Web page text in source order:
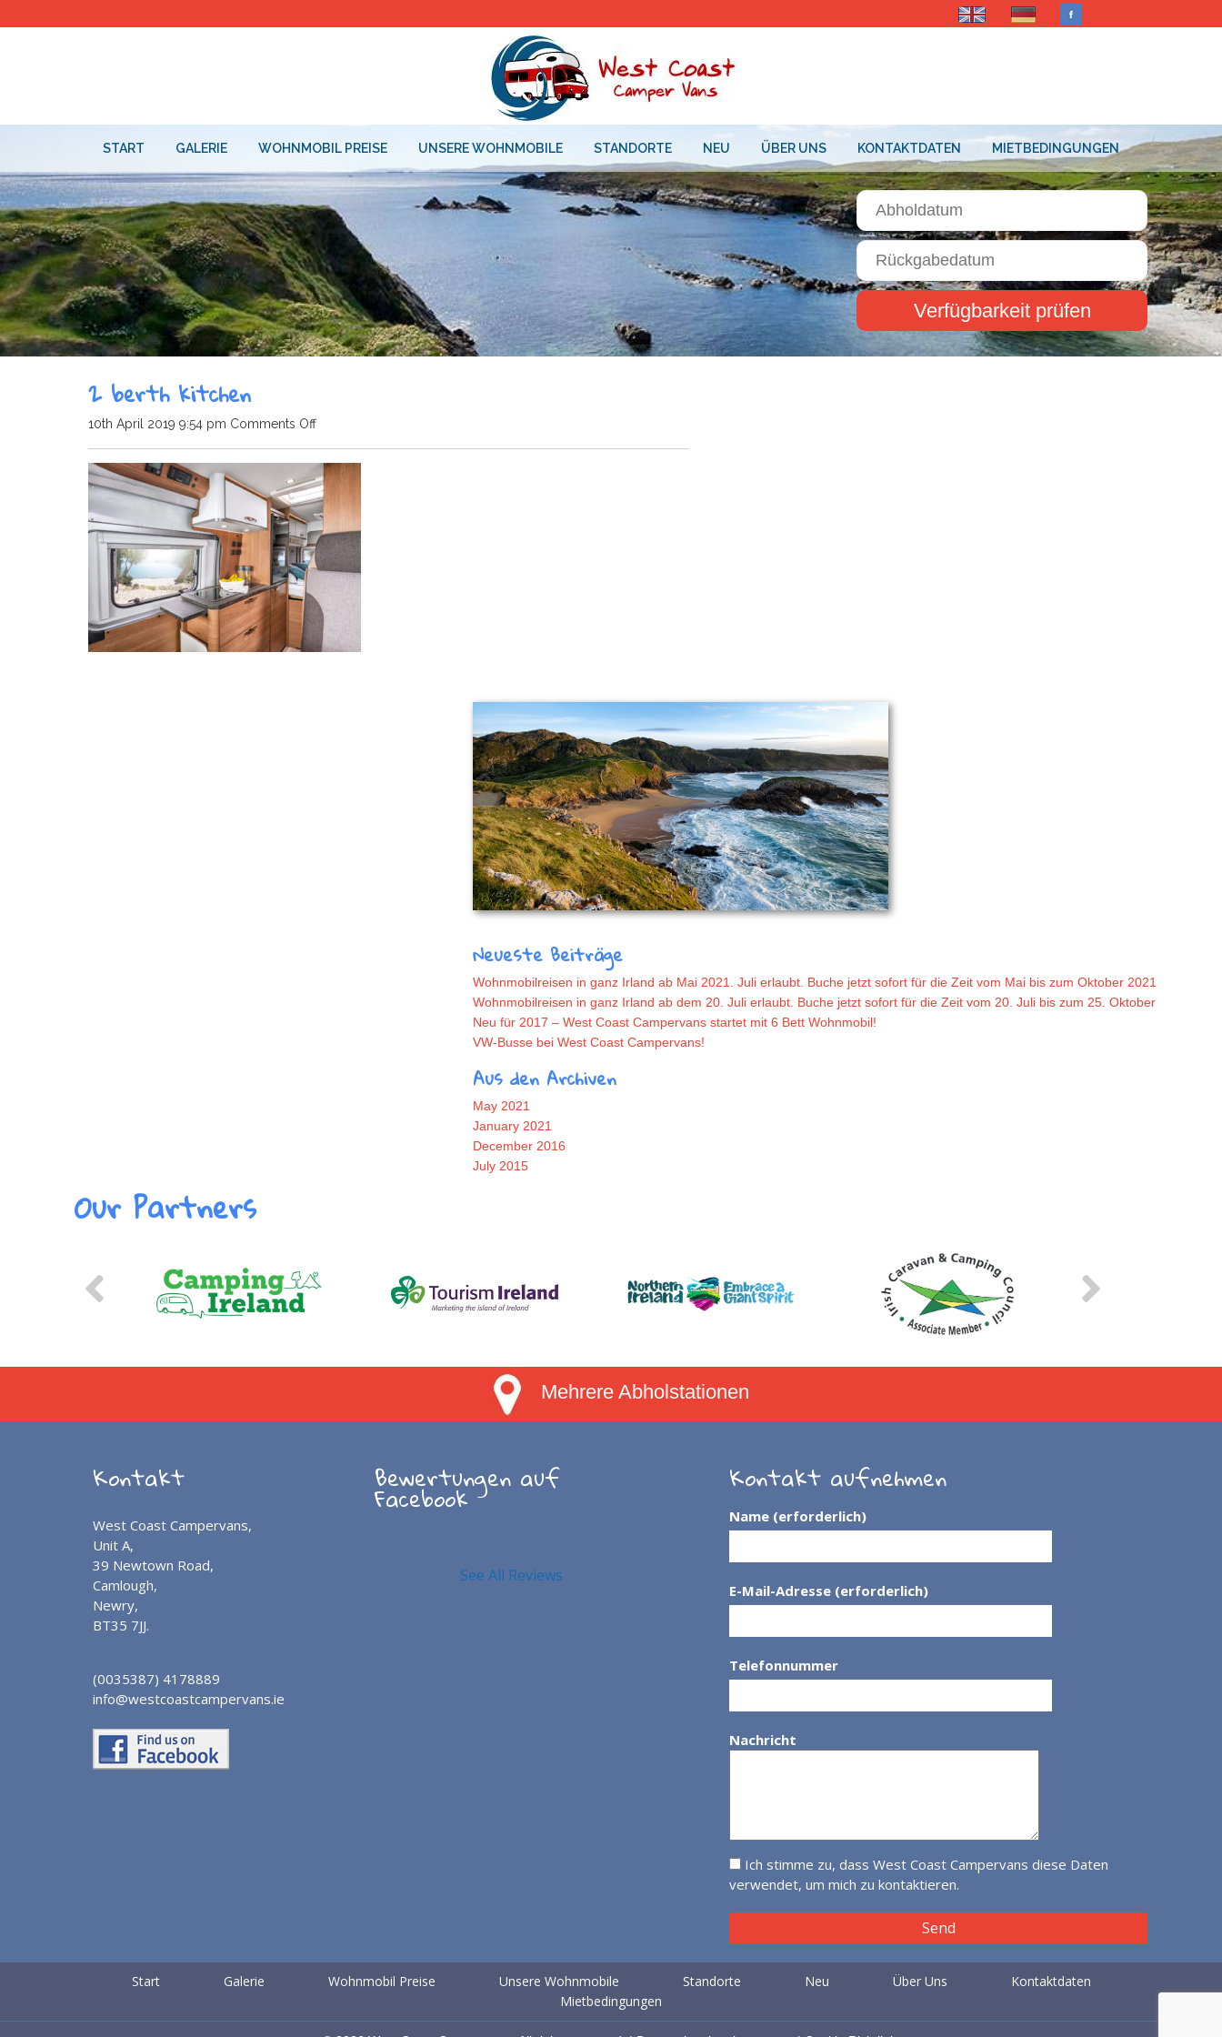
START GALERIE WOHNMOBIL PREISE UNSERE WOHNMOBILE STANDORTE NEU ÜBER UNS KONTAKTDATEN MIETBEDINGUNGEN
Verfügbarkeit prüfen
2 berth kitchen
10th April 2019 9:54 pm Comments Offon
2
berth
kitchen
Neueste Beiträge
Wohnmobilreisen in ganz Irland ab Mai 2021. Juli erlaubt. Buche jetzt sofort für die Zeit vom Mai bis zum Oktober 2021
Wohnmobilreisen in ganz Irland ab dem 20. Juli erlaubt. Buche jetzt sofort für die Zeit vom 20. Juli bis zum 25. Oktober
Neu für 2017 – West Coast Campervans startet mit 6 Bett Wohnmobil!
VW-Busse bei West Coast Campervans!
Aus den Archiven
May 2021
January 2021
December 2016
July 2015
Our Partners
Mehrere Abholstationen
Kontakt
West Coast Campervans,
Unit A,
39 Newtown Road,
Camlough,
Newry,
BT35 7JJ.
(0035387) 4178889
info@westcoastcampervans.ie
Bewertungen auf
Facebook
See All Reviews
Kontakt aufnehmen
Name (erforderlich)
E-Mail-Adresse (erforderlich)
Telefonnummer
Nachricht
Ich stimme zu, dass West Coast Campervans diese Daten
verwendet, um mich zu kontaktieren.
Start Galerie Wohnmobil Preise Unsere Wohnmobile Standorte Neu Über Uns
Kontaktdaten
Mietbedingungen